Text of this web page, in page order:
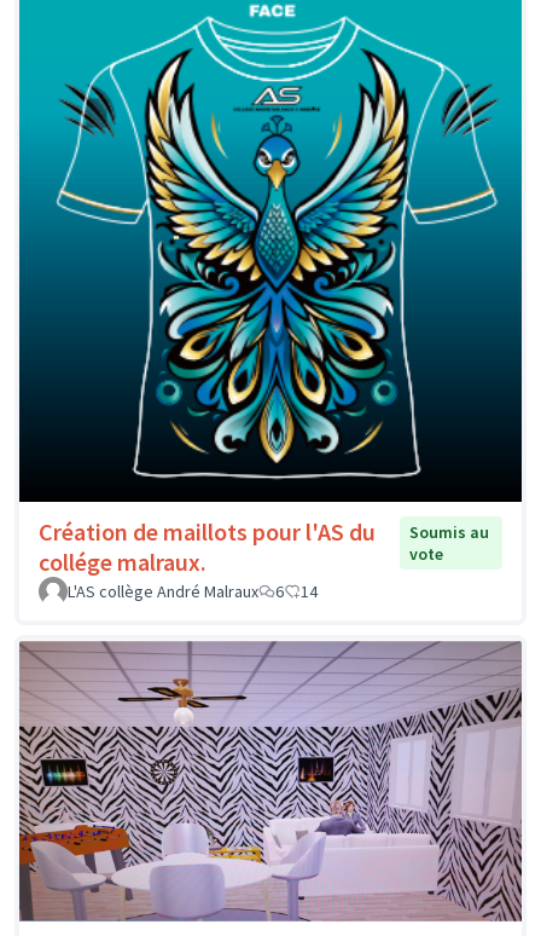
Création de maillots pour l'AS du
collége malraux.
Soumis au
vote
L'AS collège André Malraux
6 14